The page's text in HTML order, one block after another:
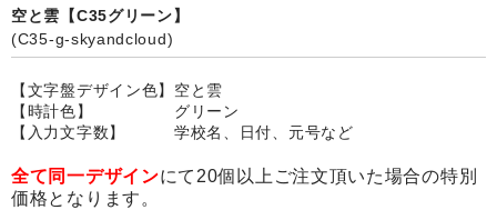
制服メモリー
お絵かきギャラリー
自作オリジナル時計
園や先生への贈り物
空と雲【C35グリーン】
(C35-g-skyandcloud)
【文字盤デザイン色】空と雲
【時計色】 グリーン
【入力文字数】 学校名、日付、元号など
全て同一デザインにて20個以上ご注文頂いた場合の特別
価格となります。